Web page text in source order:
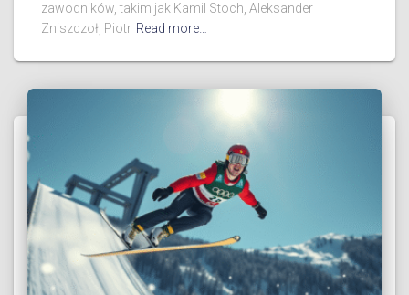
zawodników, takim jak Kamil Stoch, Aleksander
Zniszczoł, Piotr Read more…